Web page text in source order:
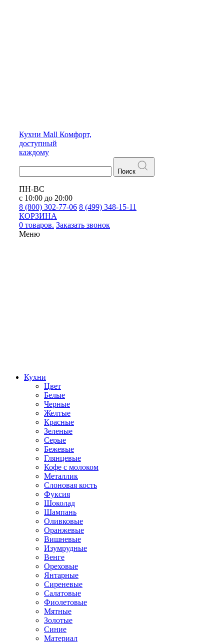
Кухни Mall Комфорт,
доступный
каждому
Поиск
ПН-ВС
с 10:00 до 20:00
8 (800) 302-77-06 8 (499) 348-15-11
КОРЗИНА
0 товаров. Заказать звонок
Меню
Кухни
Цвет
Белые
Черные
Желтые
Красные
Зеленые
Серые
Бежевые
Глянцевые
Кофе с молоком
Металлик
Слоновая кость
Фуксия
Шоколад
Шампань
Оливковые
Оранжевые
Вишневые
Изумрудные
Венге
Ореховые
Янтарные
Сиреневые
Салатовые
Фиолетовые
Мятные
Золотые
Синие
Материал